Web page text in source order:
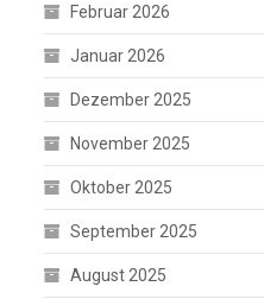
Februar 2026
Januar 2026
Dezember 2025
November 2025
Oktober 2025
September 2025
August 2025